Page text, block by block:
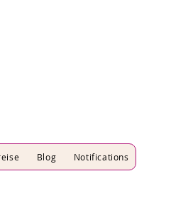
Blog Notifications